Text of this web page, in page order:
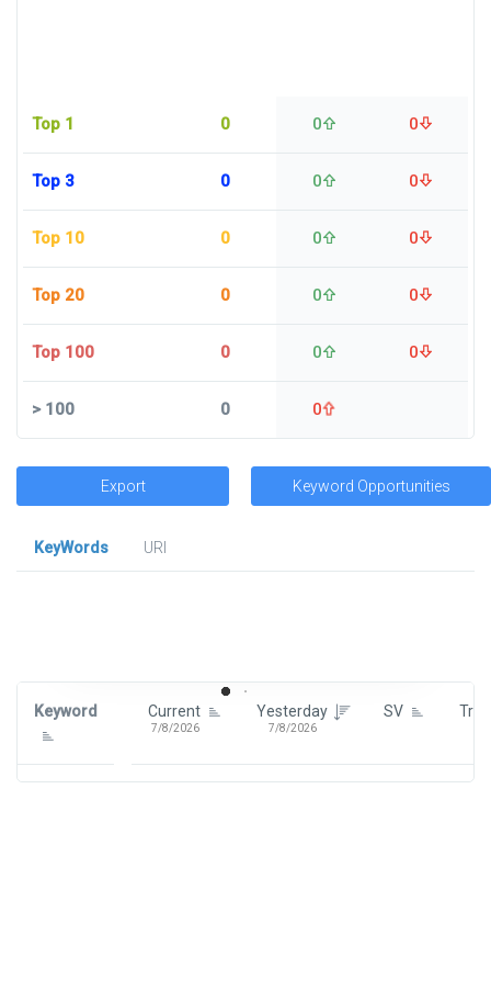
Top 1 0 0 0
Top 3 0 0 0
Top 10 0 0 0
Top 20 0 0 0
Top 100 0 0 0
>100 0 0
Export Keyword Opportunities
KeyWords
URl
Keyword Current
7/8/2026
Yesterday
7/8/2026
SV